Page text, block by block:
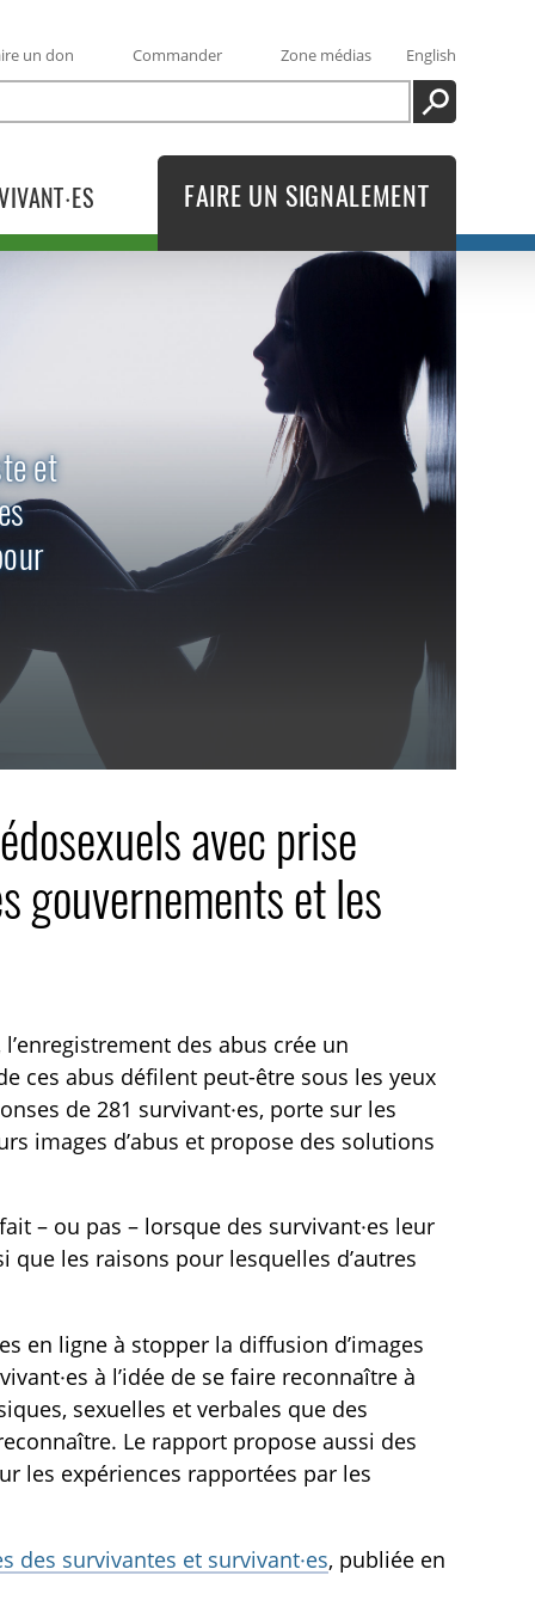
un don Commander Zone médias
English
RECHERCHE
FAIRE UN SIGNALEMENT
et
avec prise
gouvernements et les
l’enregistrement des abus crée un
ces abus défilent peut-être sous les yeux
de 281 survivant·es, porte sur les
images d’abus et propose des solutions
– ou pas – lorsque des survivant·es leur
que les raisons pour lesquelles d’autres
en ligne à stopper la diffusion d’images
à l’idée de se faire reconnaître à
sexuelles et verbales que des
Le rapport propose aussi des
les expériences rapportées par les
des survivantes et survivant·es, publiée en